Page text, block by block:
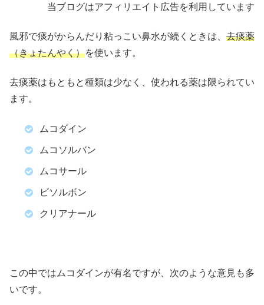
当ブログはアフィリエイト広告を利用しています
風邪で痰がからんだり粘っこい鼻水が続くときは、 去痰薬
（きょたんやく）を使います。
去痰薬はもともと種類は少なく、使われる薬は限られてい
ます。
ムコダイン
ムコソルバン
ムコサール
ビソルボン
クリアナール
この中ではムコダインが有名ですが、次のような意見も多
いです。